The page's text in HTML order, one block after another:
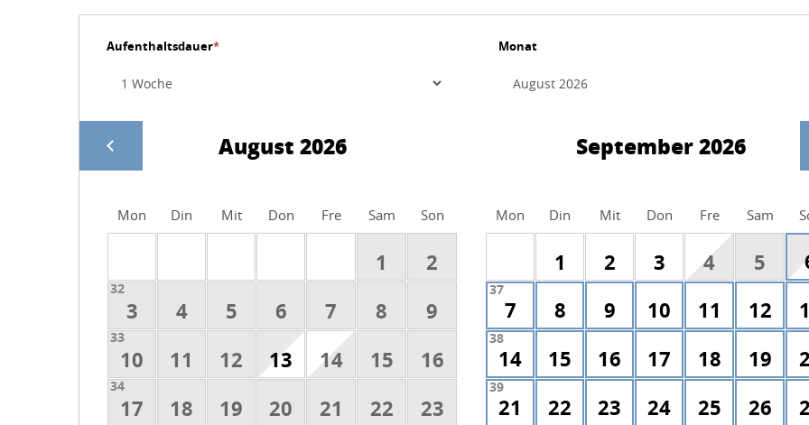
Aufenthaltsdauer* Monat
August 2026
Mon Din Mit Don Fre Sam Son
1 2
32
3 4 5 6 7 8 9
33
10 11 12 13 14 15 16
34
17 18 19 20 21 22 23
September 2026
Mon Din Mit Don Fre Sam
1 2 3 4 5
37
7 8 9 10 11 12
38
14 15 16 17 18 19
39
21 22 23 24 25 26